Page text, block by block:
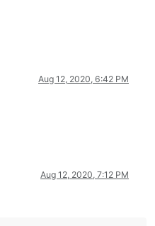
Aug 12, 2020, 6:42 PM
Aug 12, 2020, 7:12 PM